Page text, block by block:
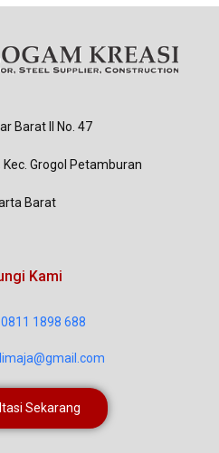
Barat II No. 47
Grogol Petamburan
Barat
Kami
0811 1898 688
Sekarang